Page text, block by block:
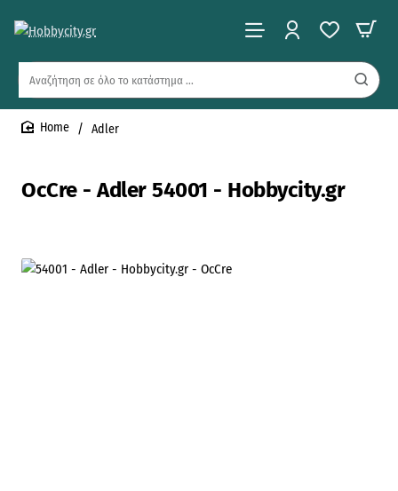
Αναζήτηση
όλο
το
OcCre - Adler 54001 - Hobbycity.gr
Adler